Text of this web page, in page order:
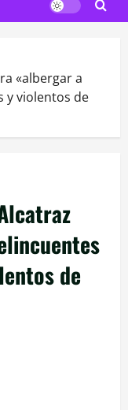
«albergar a
y violentos de
de